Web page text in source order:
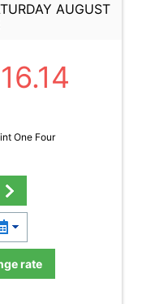
AUGUST
One Four
rate